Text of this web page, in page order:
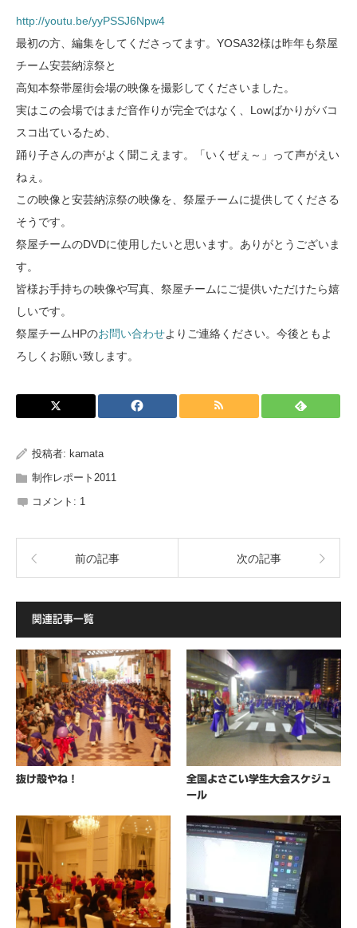
http://youtu.be/yyPSSJ6Npw4
最初の方、編集をしてくださってます。YOSA32様は昨年も祭屋
チーム安芸納涼祭と
高知本祭帯屋街会場の映像を撮影してくださいました。
実はこの会場ではまだ音作りが完全ではなく、Lowばかりがバコ
スコ出ているため、
踊り子さんの声がよく聞こえます。「いくぜぇ～」って声がえい
ねぇ。
この映像と安芸納涼祭の映像を、祭屋チームに提供してくださる
そうです。
祭屋チームのDVDに使用したいと思います。ありがとうございま
す。
皆様お手持ちの映像や写真、祭屋チームにご提供いただけたら嬉
しいです。
祭屋チームHPのお問い合わせよりご連絡ください。今後ともよ
ろしくお願い致します。
投稿者: kamata
制作レポート2011
コメント: 1
前の記事 次の記事
関連記事一覧
抜け殻やね！
全国よさこい学生大会スケジュ
ール